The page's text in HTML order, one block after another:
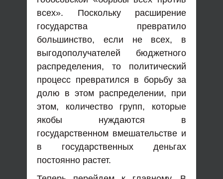
всех». Поскольку расширение
государства превратило
большинство, если не всех, в
выгодополучателей бюджетного
распределения, то политический
процесс превратился в борьбу за
долю в этом распределении, при
этом, количество групп, которые
якобы нуждаются в
государственном вмешательстве и
в государственных деньгах
постоянно растет.